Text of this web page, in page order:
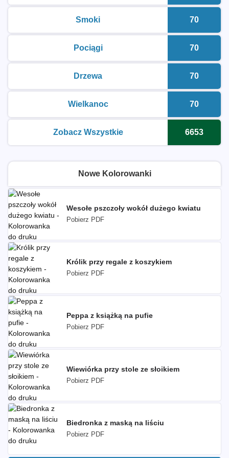
Smoki
kolorowanki do druku Liczba
70
Pociągi
kolorowanki do druku Liczba
70
Drzewa
kolorowanki do druku Liczba
70
Wielkanoc
kolorowanki do druku Liczba
70
Zobacz Wszystkie
kolorowanki do druku Liczba
6653
Nowe Kolorowanki
Wesołe pszczoły wokół dużego kwiatu
Pobierz PDF
Królik przy regale z koszykiem
Pobierz PDF
Peppa z książką na pufie
Pobierz PDF
Wiewiórka przy stole ze słoikiem
Pobierz PDF
Biedronka z maską na liściu
Pobierz PDF